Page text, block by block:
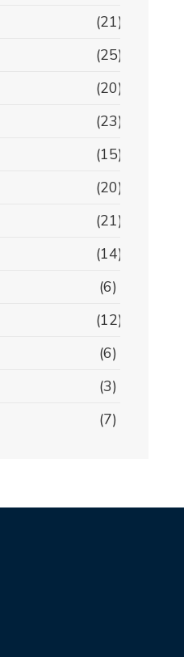
(21)
(25)
(20)
(23)
(15)
(20)
(21)
(14)
(6)
(12)
(6)
(3)
(7)